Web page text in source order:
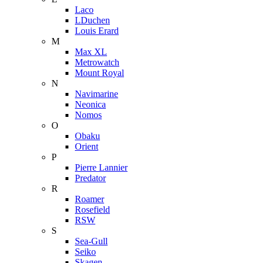
Laco
LDuchen
Louis Erard
M
Max XL
Metrowatch
Mount Royal
N
Navimarine
Neonica
Nomos
O
Obaku
Orient
P
Pierre Lannier
Predator
R
Roamer
Rosefield
RSW
S
Sea-Gull
Seiko